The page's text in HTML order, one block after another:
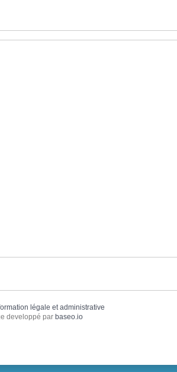
légale et administrative
developpé par baseo.io